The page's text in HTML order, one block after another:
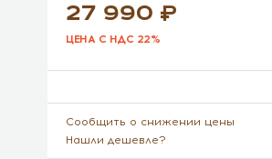
27 990
ЦЕНА С НДС 22%
Сообщить о снижении цены
Нашли дешевле?